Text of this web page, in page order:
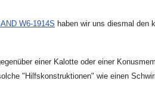
W6-1914S haben wir uns diesmal den
einer Kalotte oder einer
"Hilfskonstruktionen" wie einen